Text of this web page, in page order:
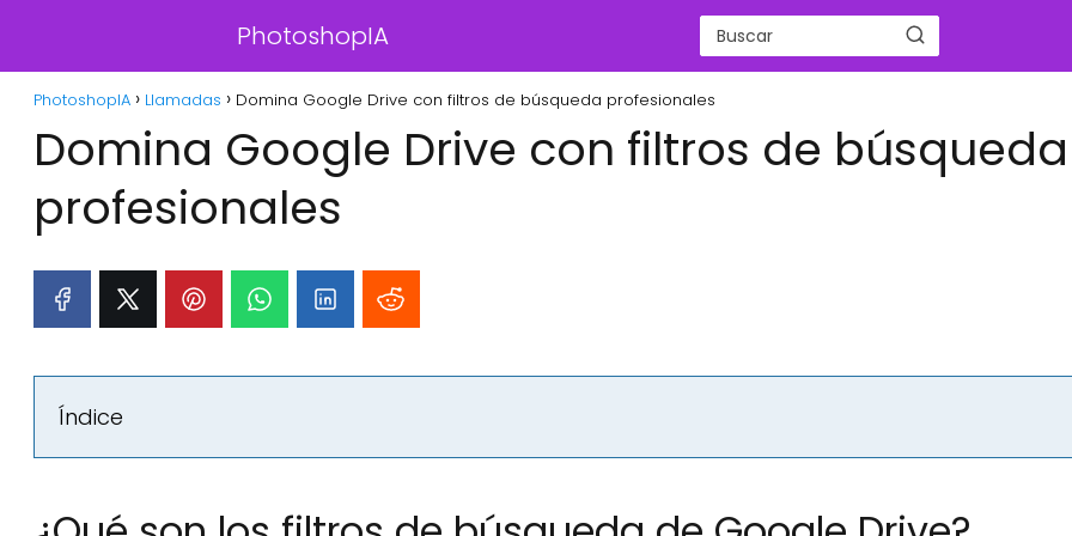
PhotoshopIA
PhotoshopIA Llamadas Domina Google Drive con filtros de búsqueda profesionales
Domina Google Drive con filtros de búsqueda
profesionales
Índice